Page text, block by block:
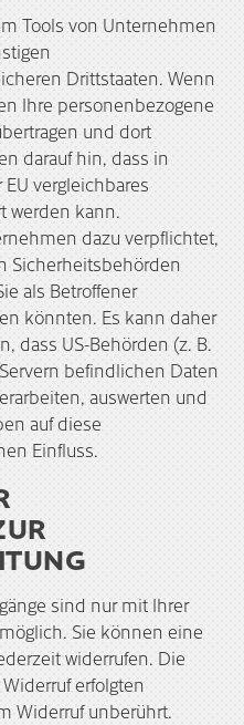
Tools von Unternehmen
Drittstaaten. Wenn
Ihre personenbezogene
und dort
darauf hin, dass in
vergleichbares
werden kann.
dazu verpflichtet,
Sicherheitsbehörden
als Betroffener
könnten. Es kann daher
dass US-Behörden (z. B.
befindlichen Daten
auswerten und
auf diese
Einfluss.
sind nur mit Ihrer
Sie können eine
widerrufen. Die
erfolgten
Widerruf unberührt.